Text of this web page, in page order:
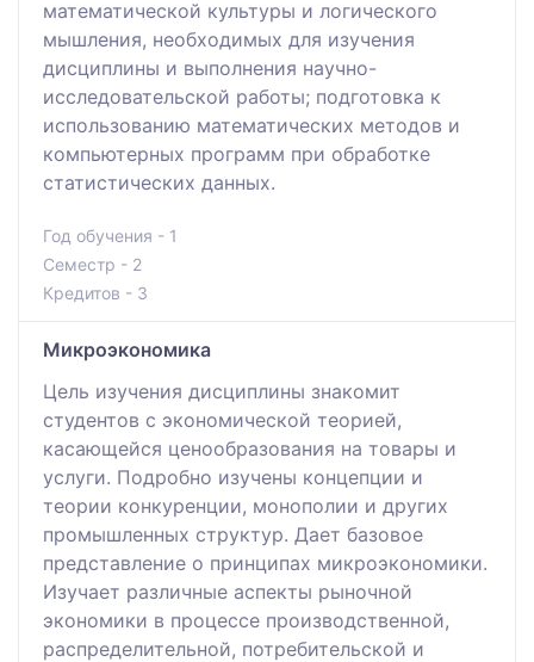
математической культуры и логического
мышления, необходимых для изучения
дисциплины и выполнения научно-
исследовательской работы; подготовка к
использованию математических методов и
компьютерных программ при обработке
статистических данных.
Год обучения - 1
Семестр - 2
Кредитов - 3
Микроэкономика
Цель изучения дисциплины знакомит
студентов с экономической теорией,
касающейся ценообразования на товары и
услуги. Подробно изучены концепции и
теории конкуренции, монополии и других
промышленных структур. Дает базовое
представление о принципах микроэкономики.
Изучает различные аспекты рыночной
экономики в процессе производственной,
распределительной, потребительской и